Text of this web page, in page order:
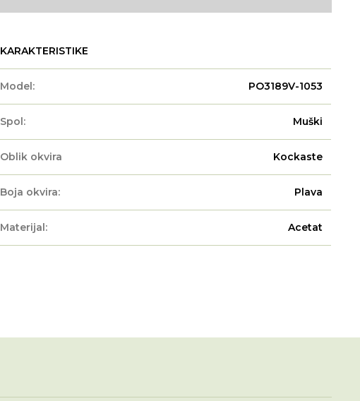
KARAKTERISTIKE
Model: PO3189V-1053
Spol: Muški
Oblik okvira Kockaste
Boja okvira: Plava
Materijal: Acetat